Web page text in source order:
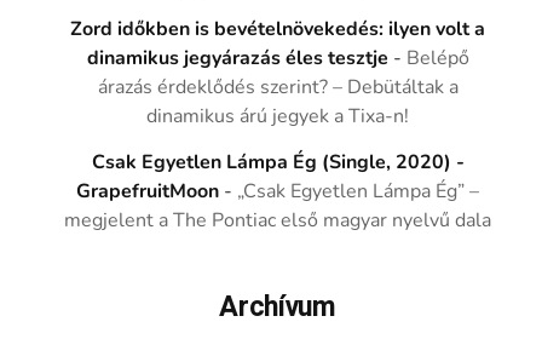
Zord időkben is bevételnövekedés: ilyen volt a
dinamikus jegyárazás éles tesztje - Belépő
árazás érdeklődés szerint? – Debütáltak a
dinamikus árú jegyek a Tixa-n!
Csak Egyetlen Lámpa Ég (Single, 2020) -
GrapefruitMoon - „Csak Egyetlen Lámpa Ég” –
megjelent a The Pontiac első magyar nyelvű dala
Archívum